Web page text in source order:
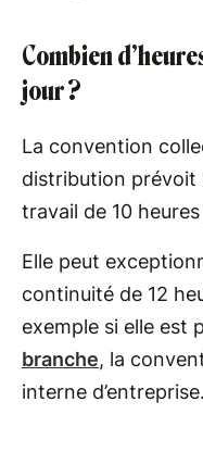
Combien
jour ?
La convention
distribution prévoit
travail de 10
Elle peut
continuité de 12
exemple si elle est
branche, la
interne d’entreprise.